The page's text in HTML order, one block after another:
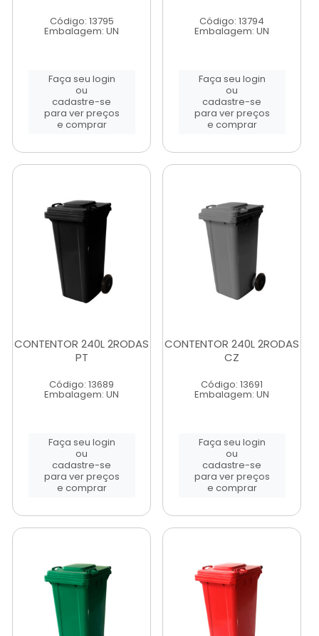
Código: 13795
Embalagem: UN
Faça seu login
ou
cadastre-se
para ver preços
e comprar
Código: 13794
Embalagem: UN
Faça seu login
ou
cadastre-se
para ver preços
e comprar
CONTENTOR 240L 2RODAS
PT
Código: 13689
Embalagem: UN
Faça seu login
ou
cadastre-se
para ver preços
e comprar
CONTENTOR 240L 2RODAS
CZ
Código: 13691
Embalagem: UN
Faça seu login
ou
cadastre-se
para ver preços
e comprar